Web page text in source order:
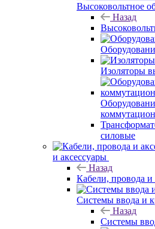
Высоковольтное
Назад
Изоляторы
силовые
и аксессуары
Назад
Кабели, провода и
Системы ввода и
Назад
Системы